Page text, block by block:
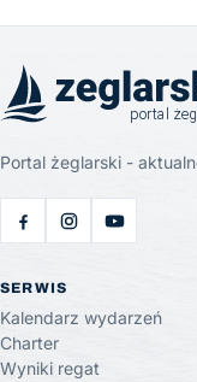
Portal żeglarski -
SERWIS
Kalendarz wydarzeń
Charter
Wyniki regat